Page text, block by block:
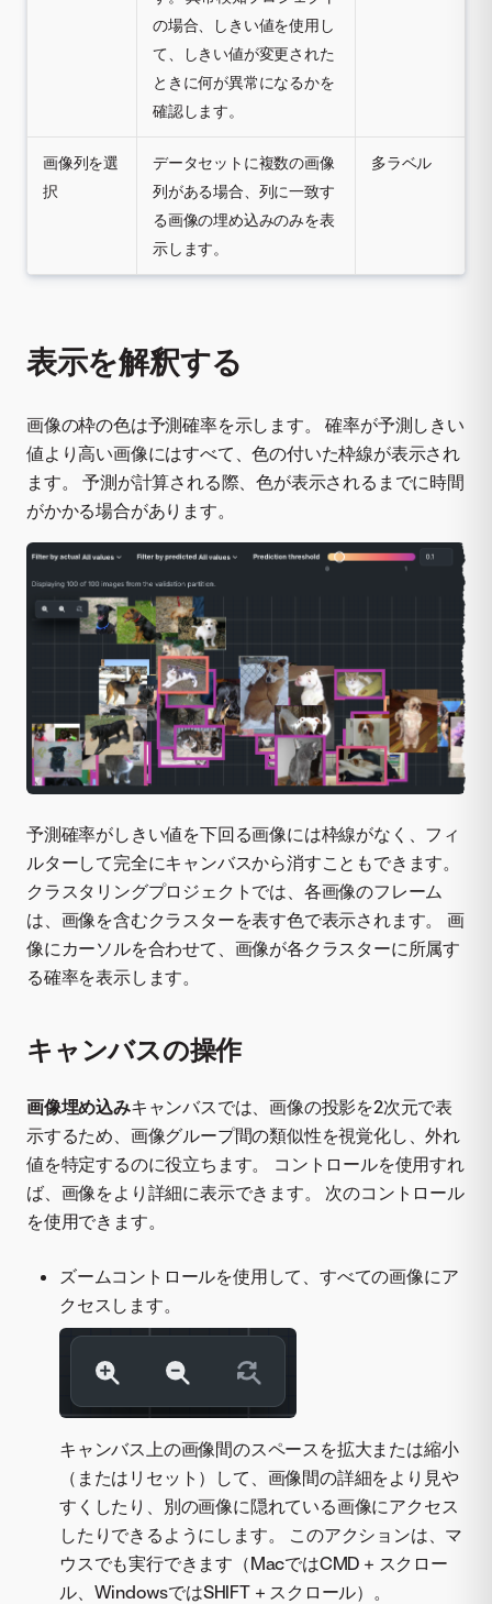
の場合、しきい値を使用し
て、しきい値が変更された
ときに何が異常になるかを
確認します。
画像列を選
択
データセットに複数の画像
列がある場合、列に一致す
る画像の埋め込みのみを表
示します。
多ラベル
表示を解釈する
画像の枠の色は予測確率を示します。 確率が予測しきい
値より高い画像にはすべて、色の付いた枠線が表示され
ます。 予測が計算される際、色が表示されるまでに時間
がかかる場合があります。
予測確率がしきい値を下回る画像には枠線がなく、フィ
ルターして完全にキャンバスから消すこともできます。
クラスタリングプロジェクトでは、各画像のフレーム
は、画像を含むクラスターを表す色で表示されます。 画
像にカーソルを合わせて、画像が各クラスターに所属す
る確率を表示します。
キャンバスの操作
画像埋め込みキャンバスでは、画像の投影を2次元で表
示するため、画像グループ間の類似性を視覚化し、外れ
値を特定するのに役立ちます。 コントロールを使用すれ
ば、画像をより詳細に表示できます。 次のコントロール
を使用できます。
ズームコントロールを使用して、すべての画像にア
クセスします。
キャンバス上の画像間のスペースを拡大または縮小
（またはリセット）して、画像間の詳細をより見や
すくしたり、別の画像に隠れている画像にアクセス
したりできるようにします。 このアクションは、マ
ウスでも実行できます（MacではCMD + スクロー
ル、WindowsではSHIFT + スクロール）。